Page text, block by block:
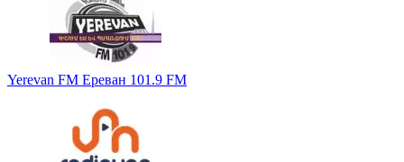
Yerevan FM Ереван 101.9 FM